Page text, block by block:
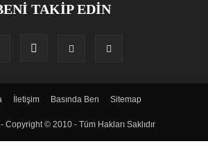
TAKİP EDİN
İletişim Basında Ben Sitemap
Copyright © 2010 - Tüm Hakları Saklıdır